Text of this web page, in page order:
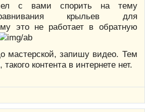
с вами спорить на тему
крыльев для
это не работает в обратную
мастерской, запишу видео. Тем
контента в интернете нет.